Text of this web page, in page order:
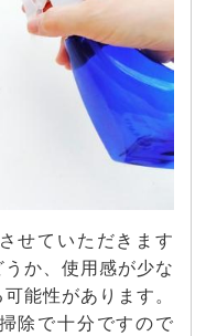
せていただきます
か、使用感が少な
能性があります。
除で十分ですので